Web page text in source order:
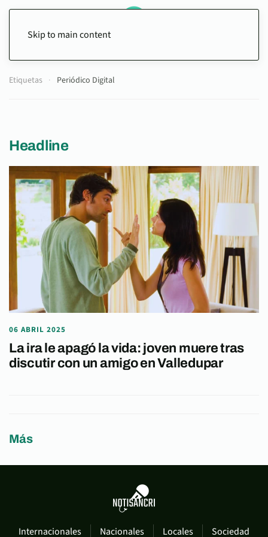
Skip to main content
Etiquetas Periódico Digital
Headline
06 ABRIL 2025
La ira le apagó la vida: joven muere tras
discutir con un amigo en Valledupar
Más
Internacionales Nacionales Locales Sociedad